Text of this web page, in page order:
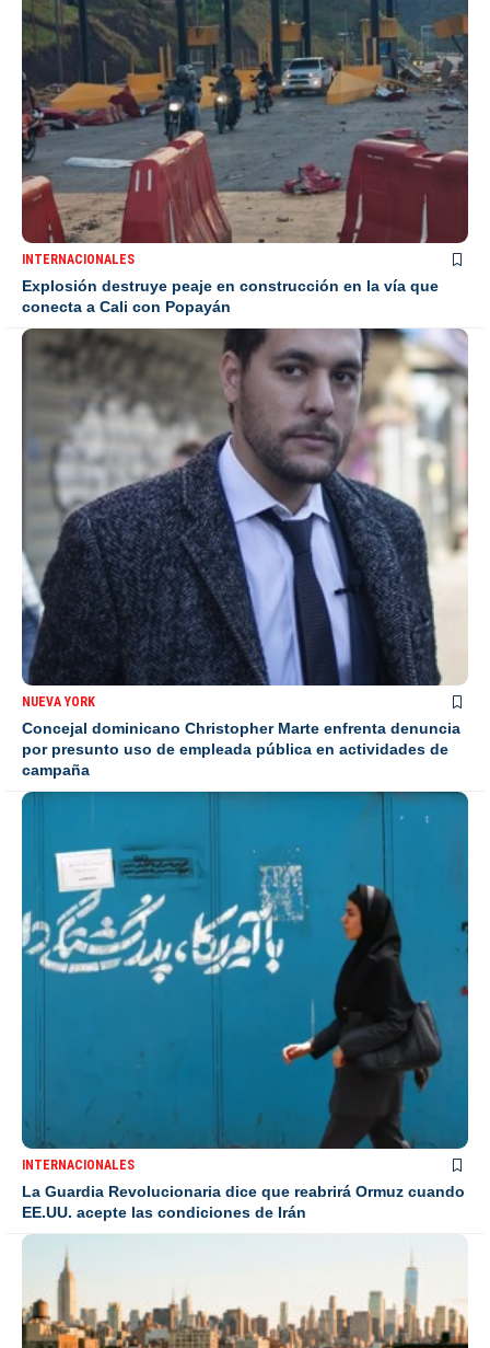
INTERNACIONALES
Explosión destruye peaje en construcción en la vía que
conecta a Cali con Popayán
NUEVA YORK
Concejal dominicano Christopher Marte enfrenta denuncia
por presunto uso de empleada pública en actividades de
campaña
INTERNACIONALES
La Guardia Revolucionaria dice que reabrirá Ormuz cuando
EE.UU. acepte las condiciones de Irán